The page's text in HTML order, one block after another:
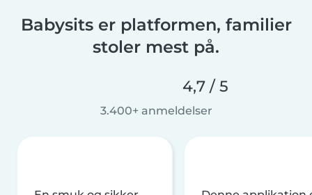
Babysits er platformen, familier
stoler mest på.
4,7 / 5
3.400+ anmeldelser